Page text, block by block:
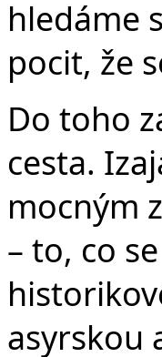
hledáme
pocit, že
Do toho
cesta.
mocným
– to, co
asyrskou